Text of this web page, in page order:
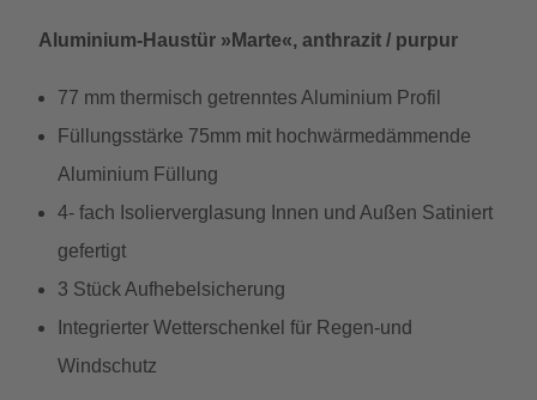
Aluminium-Haustür »Marte«, anthrazit / purpur
77 mm thermisch getrenntes Aluminium Profil
Füllungsstärke 75mm mit hochwärmedämmende
Aluminium Füllung
4- fach Isolierverglasung Innen und Außen Satiniert
gefertigt
3 Stück Aufhebelsicherung
Integrierter Wetterschenkel für Regen-und
Windschutz